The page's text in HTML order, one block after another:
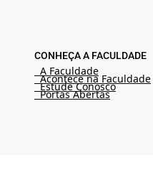
CONHEÇA A FACULDADE
A Faculdade
Acontece na Faculdade
Estude Conosco
Portas Abertas